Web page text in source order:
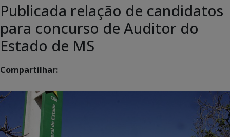
Publicada relação de candidatos
para concurso de Auditor do
Estado de MS
Compartilhar: